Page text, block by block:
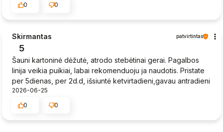
0
0
Skirmantas patvirtintas
5
Šauni kartoninė dėžutė, atrodo stebėtinai gerai. Pagalbos
linija veikia puikiai, labai rekomenduoju ja naudotis. Pristate
per 5dienas, per 2d.d, išsiuntė ketvirtadieni,gavau antradieni
2026-06-25
0
0